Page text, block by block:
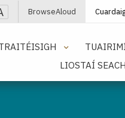
BrowseAloud
LIOSTAÍ